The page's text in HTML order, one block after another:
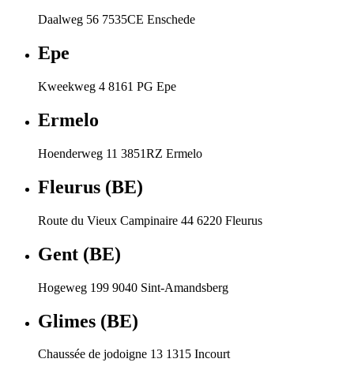
Daalweg 56 7535CE Enschede
Epe
Kweekweg 4 8161 PG Epe
Ermelo
Hoenderweg 11 3851RZ Ermelo
Fleurus (BE)
Route du Vieux Campinaire 44 6220 Fleurus
Gent (BE)
Hogeweg 199 9040 Sint-Amandsberg
Glimes (BE)
Chaussée de jodoigne 13 1315 Incourt